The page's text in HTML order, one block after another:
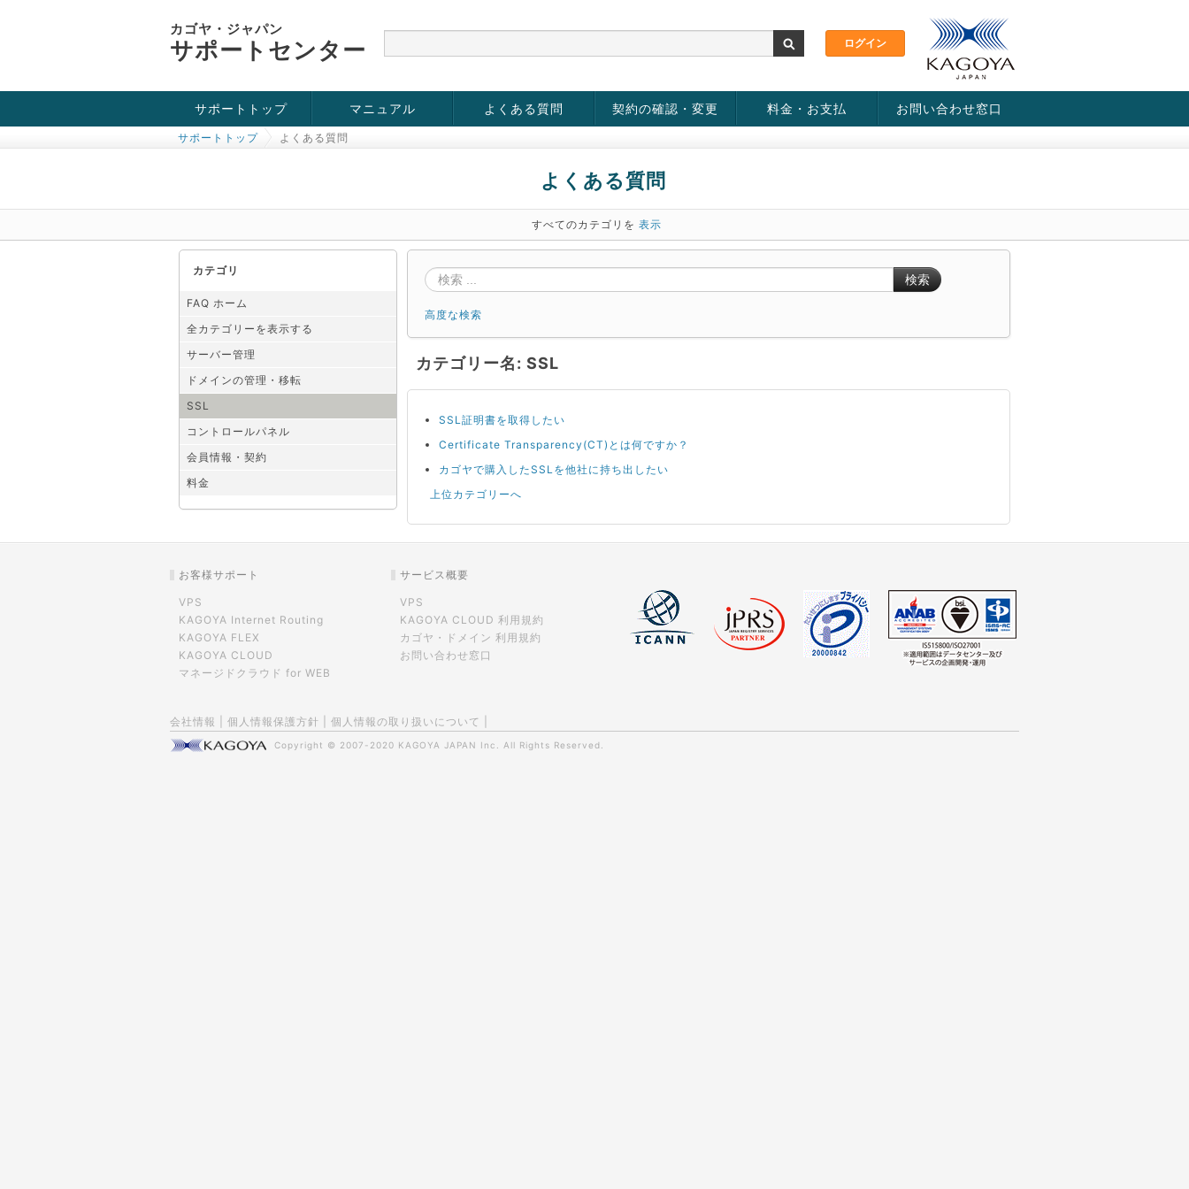
カゴヤ・ジャパン
サポートセンター
サポートトップ
お役立ち情報
チュートリアル
障害・メンテナンス情報
マニュアル よくある質問 契約の確認・変更 料金・お支払 お問い合わせ窓口
サポートトップ よくある質問
よくある質問
すべてのカテゴリを 表示
カテゴリ
FAQ ホーム
全カテゴリーを表示する
サーバー管理
ドメインの管理・移転
SSL
コントロールパネル
会員情報・契約
料金
検索
高度な検索
カテゴリー名: SSL
SSL証明書を取得したい
Certificate Transparency(CT)とは何ですか？
カゴヤで購入したSSLを他社に持ち出したい
上位カテゴリーへ
お客様サポート
VPS
KAGOYA Internet Routing
KAGOYA FLEX
KAGOYA CLOUD
マネージドクラウド for WEB
サービス概要
VPS
KAGOYA CLOUD 利用規約
カゴヤ・ドメイン 利用規約
お問い合わせ窓口
会社情報 個人情報保護方針 個人情報の取り扱いについて
Copyright © 2007-2020 KAGOYA JAPAN Inc. All Rights Reserved.